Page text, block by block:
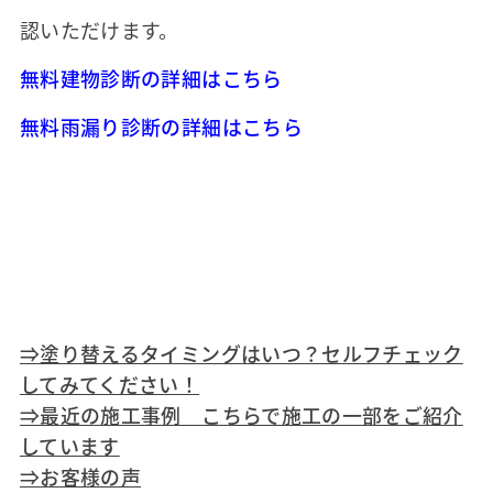
認いただけます。
無料建物診断の詳細はこちら
無料雨漏り診断の詳細はこちら
⇒塗り替えるタイミングはいつ？セルフチェック
してみてください！
⇒最近の施工事例 こちらで施工の一部をご紹介
しています
⇒お客様の声